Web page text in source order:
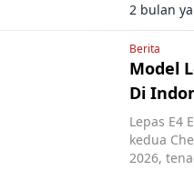
2 bulan
Berita
Model
Di
Lepas E4
kedua
2026,